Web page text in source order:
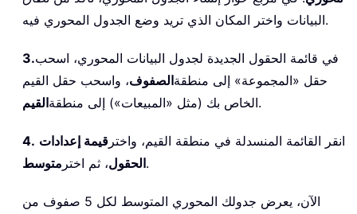
            OutputCell
.Offset( 0,
Else
End If
        outCol
= outCol + 1
Next startCol
    Application
.Calculation =
    Application
End
Sub
البيانات واختر المكان الذي تريد وضع الجدول المحوري فيه.
3.في قائمة الحقول الجديدة لجدول البيانات المحوري، اسحب
حقل «المجموعة» إلى منطقةالصفوف، واسحب حقل القيم
الخاص بك (مثل «المبيعات») إلى منطقةالقيم .
4. انقر القائمة المنسدلة في منطقة القيم، واختر قيمة إعدادات
الحقول، ثم اختر متوسط .
الآن، يعرض جدولك المحوري المتوسط لكل 5 صفوف من